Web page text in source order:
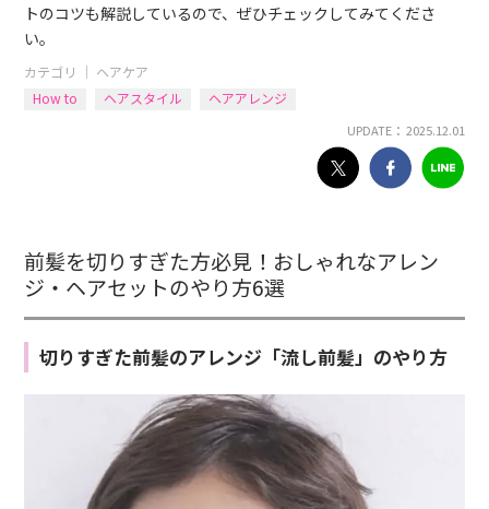
トのコツも解説しているので、ぜひチェックしてみてくださ
い。
カテゴリ ｜ ヘアケア
How to
ヘアスタイル ヘアアレンジ
UPDATE： 2025.12.01
前髪を切りすぎた方必見！おしゃれなアレン
ジ・ヘアセットのやり方6選
切りすぎた前髪のアレンジ「流し前髪」のやり方